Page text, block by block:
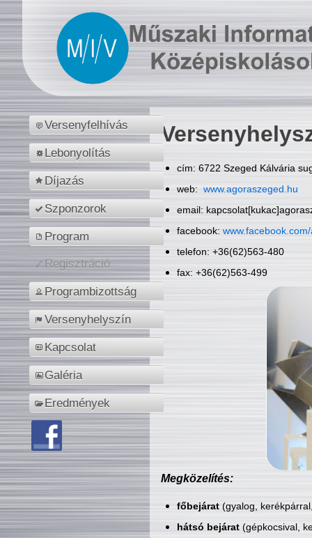
Versenyfelhívás
Lebonyolítás
Díjazás
Szponzorok
Program
Regisztráció
Programbizottság
Versenyhelyszín
Kapcsolat
Galéria
Eredmények
cím: 6722 Szeged Kálvária
web: www.agoraszeged.hu
email:
facebook:
telefon: +36(62)563-480
fax: +36(62)563-499
Megközelítés:
főbejárat(gyalog,
hátsó bejárat(gépkocsival,